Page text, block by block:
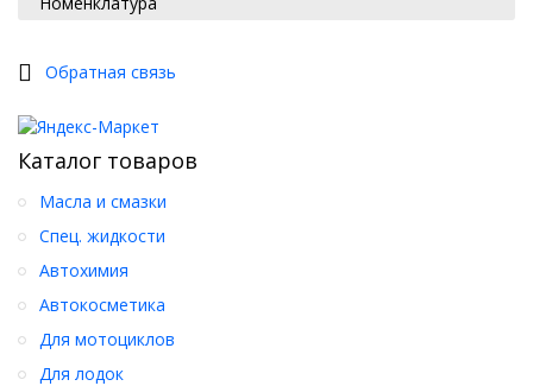
Обратная связь
Каталог товаров
Масла и смазки
Спец. жидкости
Автохимия
Автокосметика
Для мотоциклов
Для лодок